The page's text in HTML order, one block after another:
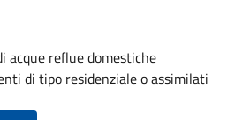
acque reflue domestiche
di tipo residenziale o assimilati